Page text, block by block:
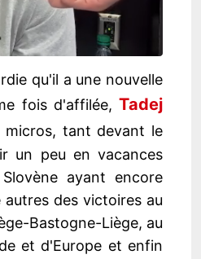
qu'il a une nouvelle
fois d'affilée, Tadej
micros, tant devant le
un peu en vacances
ayant encore
des victoires au
Bastogne-Liège, au
et d'Europe et enfin